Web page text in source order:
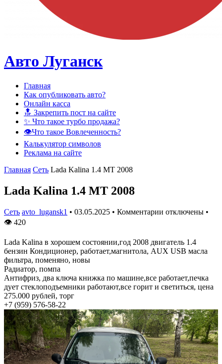
Авто Луганск
Главная
Как опубликовать авто?
Онлайн касса
🔝 Закрепить пост на сайте
✨ Что такое турбо продажа?
👁️Что такое Вовлеченность?
Калькулятор символов
Реклама на сайте
Главная Сеть Lada Kalina 1.4 МТ 2008
Lada Kalina 1.4 МТ 2008
Сеть avto_lugansk1 • 03.05.2025 • Комментарии отключены •
👁 420
Lada Kalina в хорошем состоянии,год 2008 двигатель 1.4
бензин Кондиционер, работает,магнитола, AUX USB масла
фильтра, поменяно, новы
Радиатор, помпа
Антифриз, два ключа книжка по машине,все работает,печка
дует стеклоподъемники работают,все горит и светиться, цена
275.000 рублей, торг
+7 (959) 576-58-22